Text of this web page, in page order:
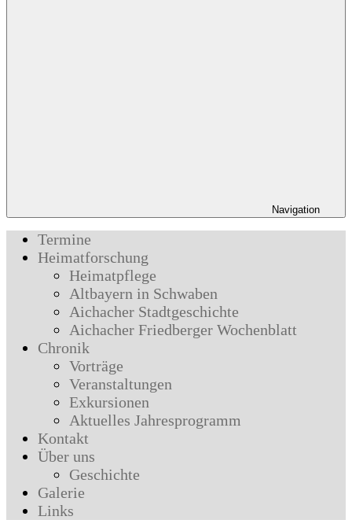
Navigation
Termine
Heimatforschung
Heimatpflege
Altbayern in Schwaben
Aichacher Stadtgeschichte
Aichacher Friedberger Wochenblatt
Chronik
Vorträge
Veranstaltungen
Exkursionen
Aktuelles Jahresprogramm
Kontakt
Über uns
Geschichte
Galerie
Links